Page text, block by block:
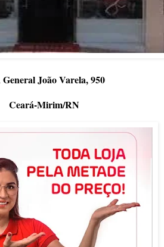
João Varela, 950
Ceará-Mirim/RN